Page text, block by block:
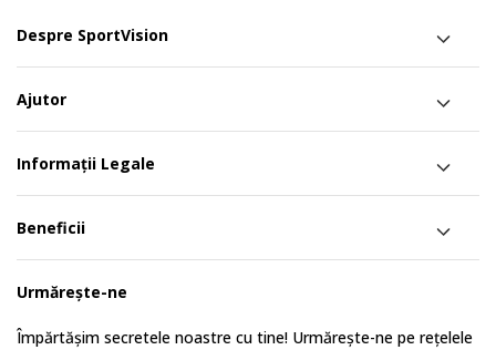
Despre SportVision
Ajutor
Informații Legale
Beneficii
Urmărește-ne
Împărtășim secretele noastre cu tine! Urmărește-ne pe rețelele